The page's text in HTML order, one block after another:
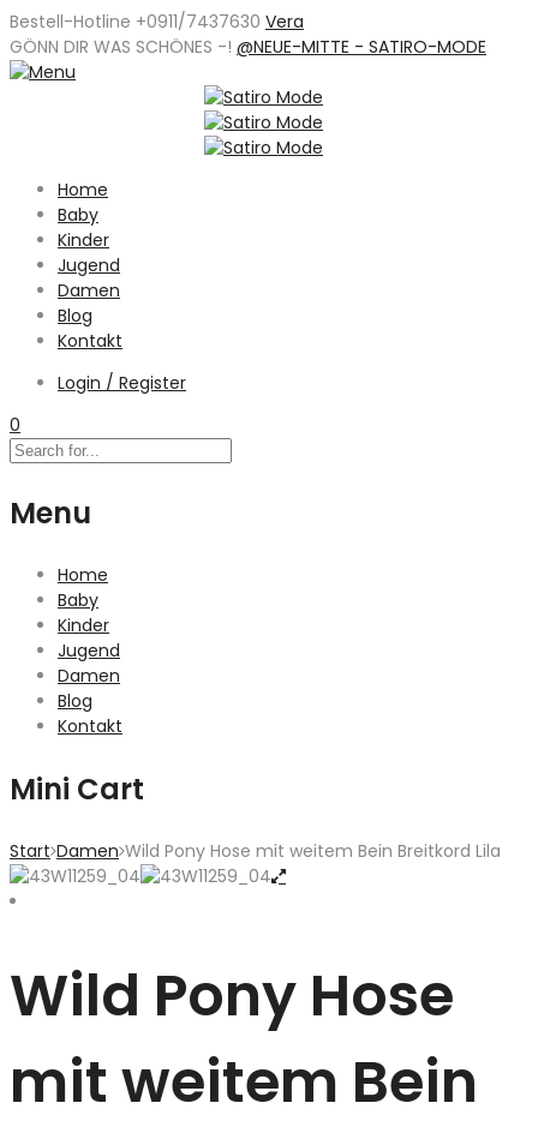
Bestell-Hotline +0911/7437630 Vera
GÖNN DIR WAS SCHÖNES -! @NEUE-MITTE - SATIRO-MODE
Home
Baby
Kinder
Jugend
Damen
Blog
Kontakt
Login / Register
0
Menu
Home
Baby
Kinder
Jugend
Damen
Blog
Kontakt
Mini Cart
Start Damen Wild Pony Hose mit weitem Bein Breitkord Lila
Wild Pony Hose
mit weitem Bein